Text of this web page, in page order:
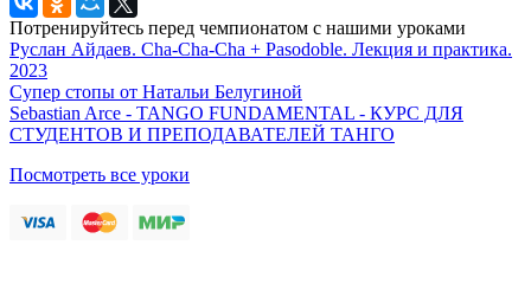
Потренируйтесь перед чемпионатом с нашими уроками
Руслан Айдаев. Cha-Cha-Cha + Pasodoble. Лекция и практика.
2023
Супер стопы от Натальи Белугиной
Sebastian Arce - TANGO FUNDAMENTAL - КУРС ДЛЯ
СТУДЕНТОВ И ПРЕПОДАВАТЕЛЕЙ ТАНГО
Посмотреть все уроки